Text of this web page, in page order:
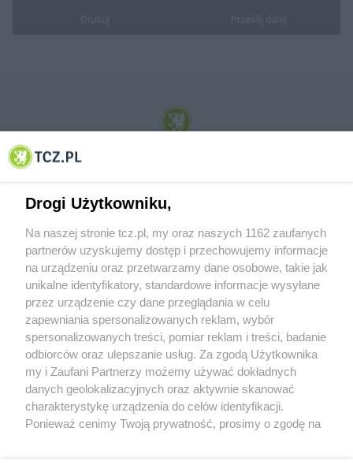
© 2001-2026 Tczew - TCZ.PL Sp. z o.o. Internetowy Serwis Informacyjny Miasta
O FIRMIE POLITYKA PRYWATNOŚCI HOSTING
REKLAMA WSPÓŁPRACA RSS FACEBOOK KONTAKT
Nasze serwisy
Aktualności
Tcz24
Muzyka i kultura
Archiwum wydarzeń
Drogi Użytkowniku,
Na naszej stronie tcz.pl, my oraz naszych 1162 zaufanych
partnerów uzyskujemy dostęp i przechowujemy informacje
na urządzeniu oraz przetwarzamy dane osobowe, takie jak
unikalne identyfikatory, standardowe informacje wysyłane
przez urządzenie czy dane przeglądania w celu
zapewniania spersonalizowanych reklam, wybór
spersonalizowanych treści, pomiar reklam i treści, badanie
odbiorców oraz ulepszanie usług. Za zgodą Użytkownika
my i Zaufani Partnerzy możemy używać dokładnych
danych geolokalizacyjnych oraz aktywnie skanować
charakterystykę urządzenia do celów identyfikacji.
Ponieważ cenimy Twoją prywatność, prosimy o zgodę na